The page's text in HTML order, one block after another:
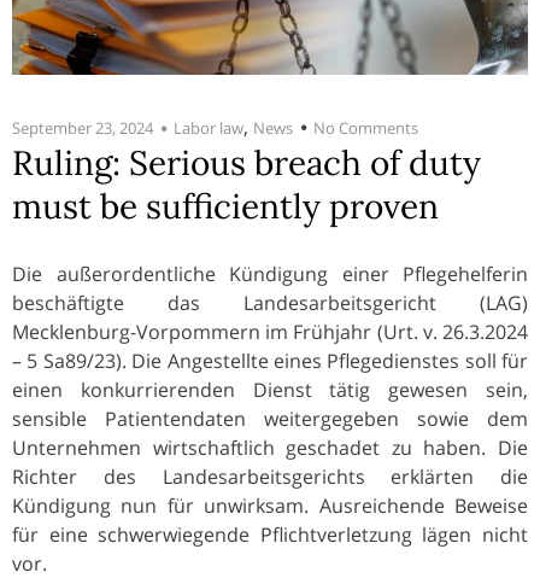
September 23, 2024 Labor law, News No Comments
Ruling: Serious breach of duty
must be sufficiently proven
Die außerordentliche Kündigung einer Pflegehelferin
beschäftigte das Landesarbeitsgericht (LAG)
Mecklenburg-Vorpommern im Frühjahr (Urt. v. 26.3.2024
– 5 Sa89/23). Die Angestellte eines Pflegedienstes soll für
einen konkurrierenden Dienst tätig gewesen sein,
sensible Patientendaten weitergegeben sowie dem
Unternehmen wirtschaftlich geschadet zu haben. Die
Richter des Landesarbeitsgerichts erklärten die
Kündigung nun für unwirksam. Ausreichende Beweise
für eine schwerwiegende Pflichtverletzung lägen nicht
vor.